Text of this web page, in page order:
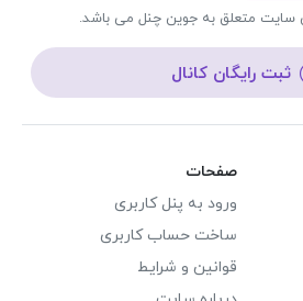
سایت متعلق به جوین چنل می باشد.
ثبت رایگان کانال
صفحات
ورود به پنل کاربری
ساخت حساب کاربری
قوانین و شرایط